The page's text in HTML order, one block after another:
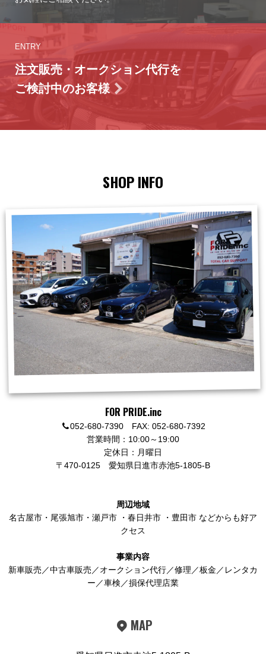
ENTRY
注文販売・オークション代行を
ご検討中のお客様
SHOP INFO
FOR PRIDE.inc
052-680-7390 FAX: 052-680-7392
営業時間：10:00～19:00
定休日：月曜日
〒470-0125 愛知県日進市赤池5-1805-B
周辺地域
名古屋市 ・ 尾張旭市 ・ 瀬戸市 ・ 春日井市 ・ 豊田市 などからも好ア
クセス
事業内容
新車販売／中古車販売／オークション代行／修理／板金／レンタカ
ー／車検／損保代理店業
MAP